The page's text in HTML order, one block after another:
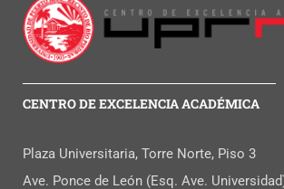
CENTRO DE EXCELENCIA ACADÉMICA
Plaza Universitaria, Torre Norte, Piso 3
Ave. Ponce de León (Esq. Ave.